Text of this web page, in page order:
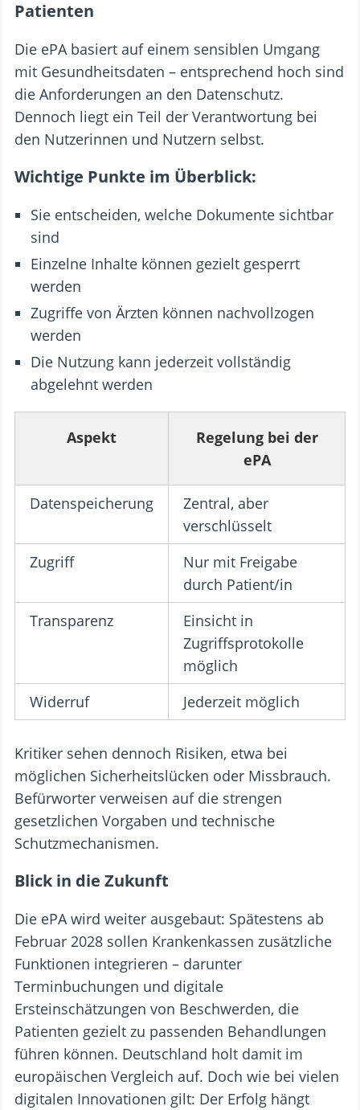
Patienten
Die ePA basiert auf einem sensiblen Umgang
mit Gesundheitsdaten – entsprechend hoch sind
die Anforderungen an den Datenschutz.
Dennoch liegt ein Teil der Verantwortung bei
den Nutzerinnen und Nutzern selbst.
Wichtige Punkte im Überblick:
Sie entscheiden, welche Dokumente sichtbar
sind
Einzelne Inhalte können gezielt gesperrt
werden
Zugriffe von Ärzten können nachvollzogen
werden
Die Nutzung kann jederzeit vollständig
abgelehnt werden
Aspekt
Regelung bei der
ePA
Datenspeicherung
Zentral, aber
verschlüsselt
Zugriff
Nur mit Freigabe
durch Patient/in
Transparenz
Einsicht in
Zugriffsprotokolle
möglich
Widerruf
Jederzeit möglich
Kritiker sehen dennoch Risiken, etwa bei
möglichen Sicherheitslücken oder Missbrauch.
Befürworter verweisen auf die strengen
gesetzlichen Vorgaben und technische
Schutzmechanismen.
Blick in die Zukunft
Die ePA wird weiter ausgebaut: Spätestens ab
Februar 2028 sollen Krankenkassen zusätzliche
Funktionen integrieren – darunter
Terminbuchungen und digitale
Ersteinschätzungen von Beschwerden, die
Patienten gezielt zu passenden Behandlungen
führen können. Deutschland holt damit im
europäischen Vergleich auf. Doch wie bei vielen
digitalen Innovationen gilt: Der Erfolg hängt